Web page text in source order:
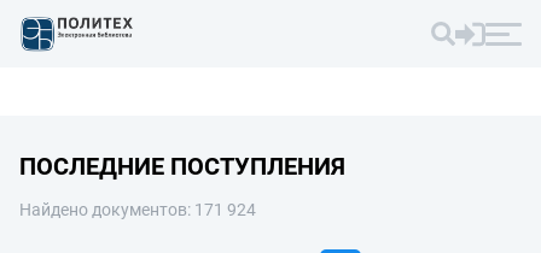
ПОСЛЕДНИЕ ПОСТУПЛЕНИЯ
Найдено документов: 171 924